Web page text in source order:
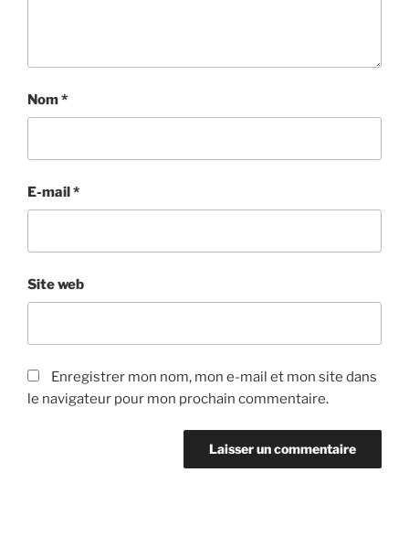
Nom*
E-mail*
Site web
Enregistrer mon nom, mon e-mail et mon site dans
le navigateur pour mon prochain commentaire.